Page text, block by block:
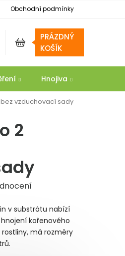
Obchodní podmínky
NÁKUPNÍ
KOŠÍK
PRÁZDNÝ
KOŠÍK
Hnojiva
bez vzduchovací sady
2
v substrátu nabízí
kořenového
rostliny, má rozměry